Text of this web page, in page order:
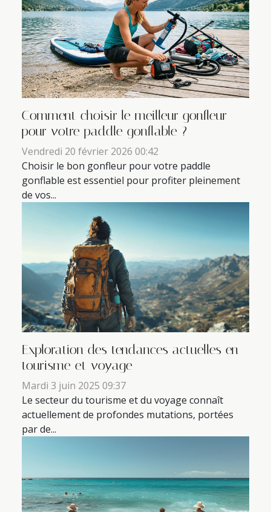
Comment choisir le meilleur gonfleur
pour votre paddle gonflable ?
Vendredi 20 février 2026 00:42
Choisir le bon gonfleur pour votre paddle
gonflable est essentiel pour profiter pleinement
de vos...
Exploration des tendances actuelles en
tourisme et voyage
Mardi 3 juin 2025 09:37
Le secteur du tourisme et du voyage connaît
actuellement de profondes mutations, portées
par de...